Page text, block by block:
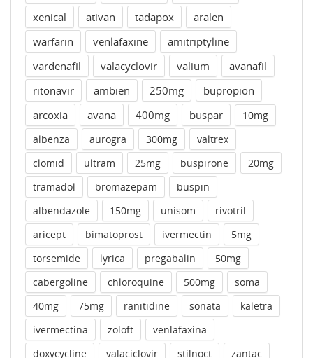
xenical
ativan tadapox
aralen
warfarin
venlafaxine
amitriptyline
vardenafil
valacyclovir valium
avanafil
ritonavir
ambien 250mg
bupropion
arcoxia
avana 400mg buspar
10mg
albenza
aurogra 300mg
valtrex
clomid
ultram 25mg buspirone
20mg
tramadol
bromazepam
buspin
albendazole
150mg unisom
rivotril
aricept
bimatoprost ivermectin
5mg
torsemide
lyrica pregabalin
50mg
cabergoline
chloroquine 500mg
soma
40mg
75mg ranitidine sonata
kaletra
ivermectina
zoloft
venlafaxina
doxycycline
valaciclovir stilnoct zantac